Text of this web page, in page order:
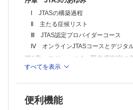
Ⅹ 小児でとくに考慮すべき事項
Ⅺ バイタルサイン―生理学的評価
Ⅻ 非生理学的パラメーター
Ⅷ まとめ
第4章 モジュール4 特別な病態
Ⅱ 学習内容のアウトライン
Ⅴ 特殊な病態
Ⅵ 緊急度判定を行う際の潜在的なピッ
Ⅰ JTASの構築過程
Ⅱ 主たる症候リスト
Ⅲ JTAS認定プロバイダーコース
Ⅳ オンラインJTASコースとデジタ
第1章 モジュール1 緊急度判定の
Ⅰ 学習目標
Ⅱ 学習内容のアウトライン
Ⅲ 緊急度判定とは何か？
Ⅳ 救急患者固有の特徴
すべてを表示
便利機能